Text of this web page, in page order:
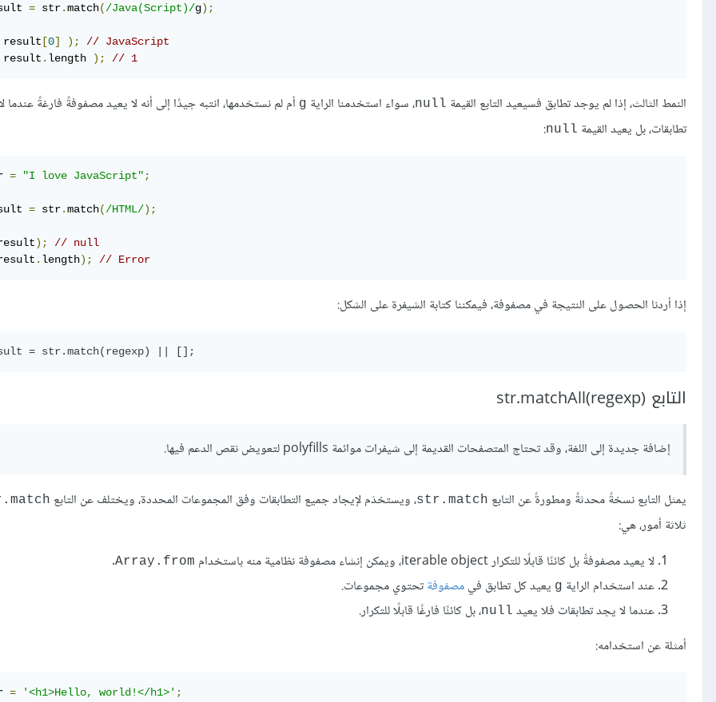
= str.match(/Java(Script)/g);
result [0] );
// JavaScript
result . length ); // 1
النمط الثالث، إذا لم يوجد تطابق فسيعيد التابع القيمة null، سواء استخدمنا الراية g أم لم نستخدمها، انتبه جيدًا إلى أنه لا يعيد مصفوفةً فارغةً عندما
تطابقات، بل يعيد القيمة null
:
= "I love JavaScript" ;
= str.match(/HTML/);
);
// null
. length); // Error
إذا أردنا الحصول على النتيجة في مصفوفة، فيمكننا كتابة الشيفرة على الشكل:
التابع (str.matchAll(regexp
إضافة جديدة إلى اللغة، وقد تحتاج المتصفحات القديمة إلى شيفرات موائمة polyfills لتعويض نقص الدعم فيها.
يمثل التابع نسخةً محدثةً ومطورةً عن التابع str.match، ويستخدَم لإيجاد جميع التطابقات وفق المجموعات المحددة، ويختلف عن التابع
ثلاثة أمور، هي:
لا يعيد مصفوفةً بل كائنًا قابلًا للتكرار iterable object، ويمكن إنشاء مصفوفة نظامية منه باستخدام
Array.from
.
عند استخدام الراية g يعيد كل تطابق فيمصفوفةتحتوي مجموعات.
عندما لا يجد تطابقات فلا يعيد null، بل كائنًا فارغًا قابلًا للتكرار.
أمثلة عن استخدامه:
= '<h1>Hello, world!</h1>' ;